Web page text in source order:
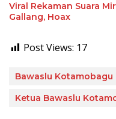
Viral Rekaman Suara
Gallang, Hoax
Post Views: 17
Bawaslu Kotamobagu
Ketua Bawaslu